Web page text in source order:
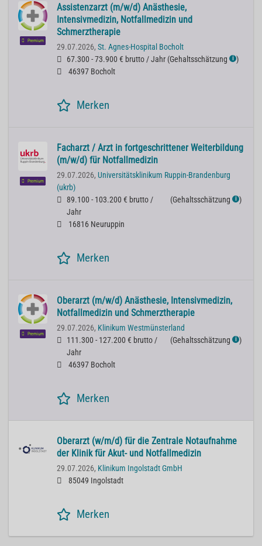
Premium
Assistenzarzt (m/w/d) Anästhesie,
Intensivmedizin, Notfallmedizin und
Schmerztherapie
29.07.2026, St. Agnes-Hospital Bocholt
67.300 - 73.900 € brutto / Jahr (Gehaltsschätzung ℹ )
46397 Bocholt
Merken
Premium
Facharzt / Arzt in fortgeschrittener Weiterbildung
(m/w/d) für Notfallmedizin
29.07.2026, Universitätsklinikum Ruppin-Brandenburg
(ukrb)
89.100 - 103.200 € brutto /
Jahr
(Gehaltsschätzung ℹ )
16816 Neuruppin
Merken
Premium
Oberarzt (m/w/d) Anästhesie, Intensivmedizin,
Notfallmedizin und Schmerztherapie
29.07.2026, Klinikum Westmünsterland
111.300 - 127.200 € brutto /
Jahr
(Gehaltsschätzung ℹ )
46397 Bocholt
Merken
Oberarzt (w/m/d) für die Zentrale Notaufnahme
der Klinik für Akut- und Notfallmedizin
29.07.2026, Klinikum Ingolstadt GmbH
85049 Ingolstadt
Merken